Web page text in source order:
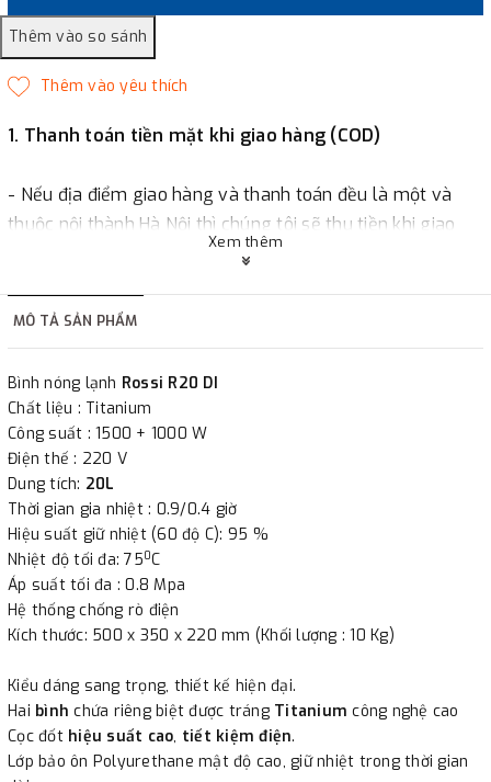
1. Thanh toán tiền mặt khi giao hàng (COD)
- Nếu địa điểm giao hàng và thanh toán đều là một và
thuộc nội thành Hà Nội thì chúng tôi sẽ thu tiền khi giao
hàng hoặc khách hàng đặt tiền trước một phần giá trị đơn
2. Thanh toán trực tiếp tại :
-Showroom Thanh Hương
phường Cát Linh, quận Đống Đa, Hà Nội.
3. Chuyển khoản qua ngân hàng
- Nếu địa điểm giao hàng khác với địa điểm thanh toán
hoặc với những đơn đặt hàng ngoài nội thành Hà Nội.
Chúng tôi sẽ thu tiền trước 100% giá trị hàng + phí vận
chuyển theo cước phí tính trong chính sách vận chuyển
- Sau khi có thông tin xác thực đã chuyển tiền của quý
khách, chúng tôi sẽ thực hiện đơn hàng theo yêu cầu.
Xem thêm
MÔ TẢ SẢN PHẨM
Bình nóng lạnh Rossi R20 DI
Chất liệu : Titanium
Công suất : 1500 + 1000 W
Điện thế : 220 V
Dung tích: 20L
Thời gian gia nhiệt : 0.9/0.4 giờ
Hiệu suất giữ nhiệt (60 độ C): 95 %
Nhiệt độ tối đa: 750C
Áp suất tối đa : 0.8 Mpa
Hệ thống chống rò điện
Kích thước: 500 x 350 x 220 mm (Khối lượng : 10 Kg)
Kiểu dáng sang trọng, thiết kế hiện đại.
Hai bìnhchứa riêng biệt được tráng Titanium công nghệ cao
Cọc đốt hiệu suất cao, tiết kiệm điện.
Lớp bảo ôn Polyurethane mật độ cao, giữ nhiệt trong thời gian